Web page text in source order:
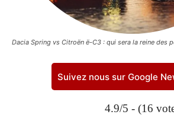
Dacia Spring vs Citroën ë-C3 : qui sera la reine des
Suivez nous sur Google
4.9/5 - (16